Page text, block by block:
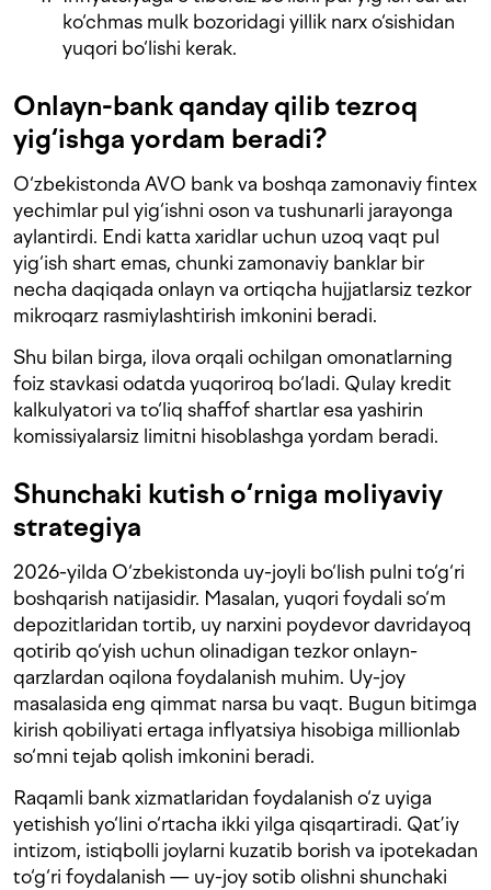
ko‘chmas mulk bozoridagi yillik narx o‘sishidan
yuqori bo‘lishi kerak.
Onlayn-bank qanday qilib tezroq
yig‘ishga yordam beradi?
O‘zbekistonda AVO bank va boshqa zamonaviy fintex
yechimlar pul yig‘ishni oson va tushunarli jarayonga
aylantirdi. Endi katta xaridlar uchun uzoq vaqt pul
yig‘ish shart emas, chunki zamonaviy banklar bir
necha daqiqada onlayn va ortiqcha hujjatlarsiz tezkor
mikroqarz rasmiylashtirish imkonini beradi.
Shu bilan birga, ilova orqali ochilgan omonatlarning
foiz stavkasi odatda yuqoriroq bo‘ladi. Qulay kredit
kalkulyatori va to‘liq shaffof shartlar esa yashirin
komissiyalarsiz limitni hisoblashga yordam beradi.
Shunchaki kutish o‘rniga moliyaviy
strategiya
2026-yilda O‘zbekistonda uy-joyli bo‘lish pulni to‘g‘ri
boshqarish natijasidir. Masalan, yuqori foydali so‘m
depozitlaridan tortib, uy narxini poydevor davridayoq
qotirib qo‘yish uchun olinadigan tezkor onlayn-
qarzlardan oqilona foydalanish muhim. Uy-joy
masalasida eng qimmat narsa bu vaqt. Bugun bitimga
kirish qobiliyati ertaga inflyatsiya hisobiga millionlab
so‘mni tejab qolish imkonini beradi.
Raqamli bank xizmatlaridan foydalanish o‘z uyiga
yetishish yo‘lini o‘rtacha ikki yilga qisqartiradi. Qat’iy
intizom, istiqbolli joylarni kuzatib borish va ipotekadan
to‘g‘ri foydalanish — uy-joy sotib olishni shunchaki